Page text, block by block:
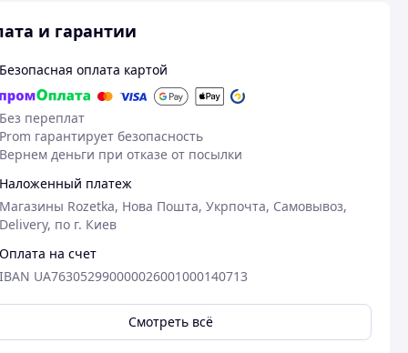
и гарантии
Безопасная оплата картой
Без переплат
Prom гарантирует безопасность
Вернем деньги при отказе от посылки
Наложенный платеж
Магазины Rozetka, Нова Пошта, Укрпочта, Самовывоз,
Delivery, по г. Киев
Оплата на счет
IBAN UA763052990000026001000140713
Смотреть всё